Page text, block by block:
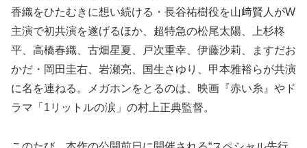
香織をひたむきに想い続ける・長谷祐樹役を山﨑賢人がW
主演で初共演を遂げるほか、超特急の松尾太陽、上杉柊
平、高橋春織、古畑星夏、戸次重幸、伊藤沙莉、ますだお
かだ・岡田圭右、岩瀬亮、国生さゆり、甲本雅裕らが共演
に名を連ねる。メガホンをとるのは、映画『赤い糸』やド
ラマ「1リットルの涙」の村上正典監督。